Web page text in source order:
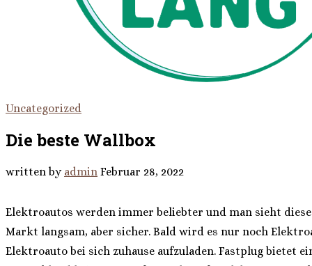
Uncategorized
Die beste Wallbox
written by admin Februar 28, 2022
Elektroautos werden immer beliebter und man sieht
Markt langsam, aber sicher. Bald wird es nur noch
Elektroauto bei sich zuhause aufzuladen. Fastplug bietet